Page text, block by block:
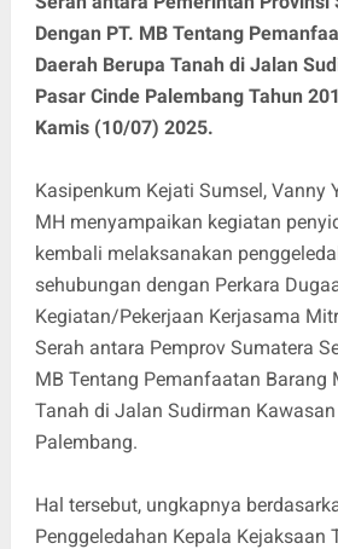
Dengan PT. MB Tentang
Daerah Berupa Tanah di Jalan
Pasar Cinde Palembang Tahun
Kamis (10/07) 2025.
Kasipenkum Kejati Sumsel, Vanny
MH menyampaikan kegiatan
kembali melaksanakan
sehubungan dengan Perkara
Kegiatan/Pekerjaan Kerjasama
Serah antara Pemprov Sumatera
MB Tentang Pemanfaatan Barang
Tanah di Jalan Sudirman
Palembang.
Hal tersebut, ungkapnya
Penggeledahan Kepala Kejaksaan